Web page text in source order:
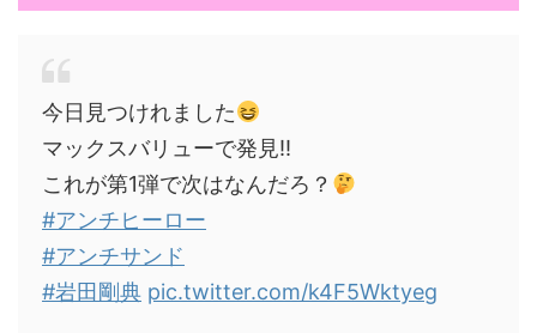
今日見つけれました
マックスバリューで発見!!
これが第1弾で次はなんだろ？
#アンチヒーロー
#アンチサンド
#岩田剛典 pic.twitter.com/k4F5Wktyeg